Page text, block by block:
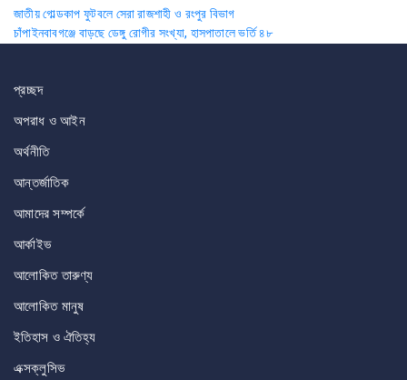
Post
navigation
জাতীয় গোল্ডকাপ ফুটবলে সেরা রাজশাহী ও রংপুর বিভাগ
চাঁপাইনবাবগঞ্জে বাড়ছে ডেঙ্গু রোগীর সংখ্যা, হাসপাতালে ভর্তি ৪৮
প্রচ্ছদ
অপরাধ ও আইন
অর্থনীতি
আন্তর্জাতিক
আমাদের সম্পর্কে
আর্কাইভ
আলোকিত তারুণ্য
আলোকিত মানুষ
ইতিহাস ও ঐতিহ্য
এক্সক্লুসিভ